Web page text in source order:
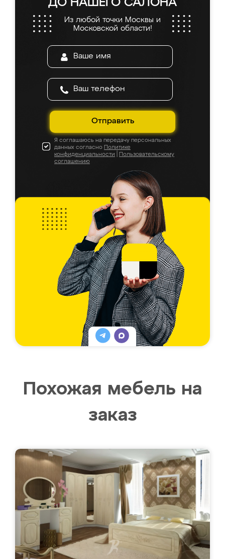
ДО НАШЕГО САЛОНА
Из любой точки Москвы и
Московской области!
Отправить
Я соглашаюсь на передачу персональных
данных согласно Политике
конфиденциальности
Пользовательскому
соглашению
Похожая мебель на
заказ